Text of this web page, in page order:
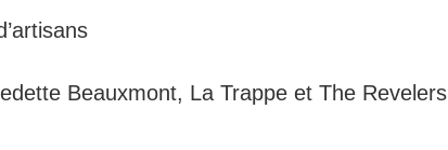
Beauxmont, La Trappe et The Revelers